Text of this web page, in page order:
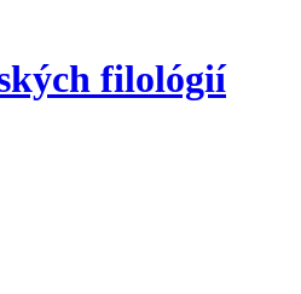
filológií